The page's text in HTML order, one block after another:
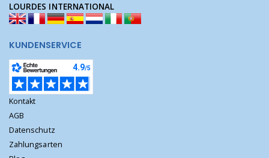
LOURDES INTERNATIONAL
KUNDENSERVICE
Kontakt
AGB
Datenschutz
Zahlungsarten